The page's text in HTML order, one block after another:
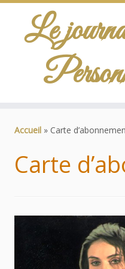
Le
Accueil » Carte
Carte